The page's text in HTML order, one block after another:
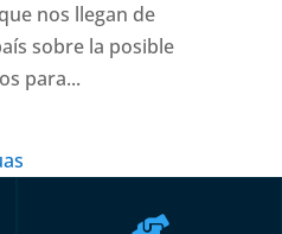
nos llegan de
sobre la posible
para...